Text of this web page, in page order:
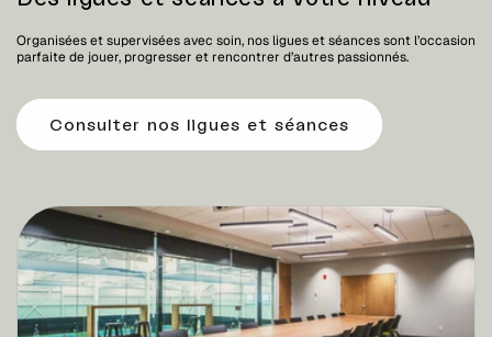
Organisées et supervisées avec soin, nos ligues et séances sont l’occasion
parfaite de jouer, progresser et rencontrer d’autres passionnés.
Consulter nos ligues et séances